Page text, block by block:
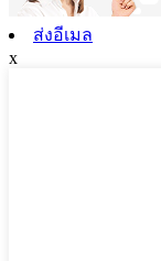
ส่งอีเมล
x